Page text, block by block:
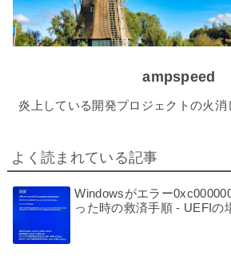
ampspeed
炎上している開発プロジェクトの火消
よく読まれている記事
Windowsがエラー
った時の救済手順 - UEFIの